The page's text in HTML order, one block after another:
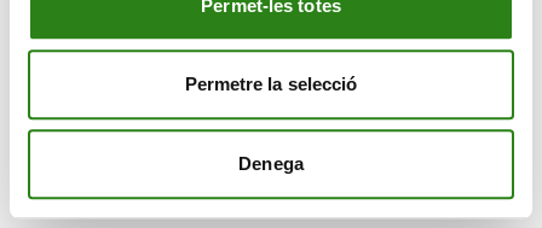
Permet-les totes
Permetre la selecció
Denega